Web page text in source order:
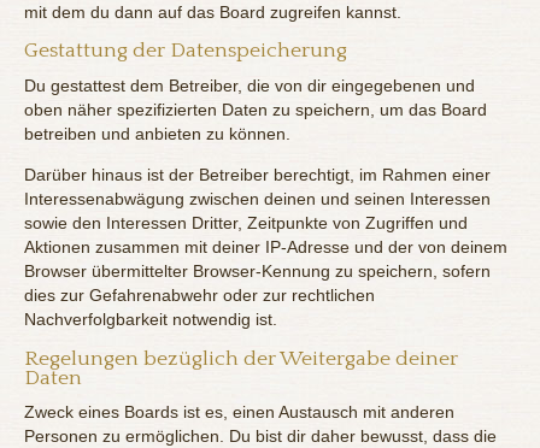
mit dem du dann auf das Board zugreifen kannst.
Gestattung der Datenspeicherung
Du gestattest dem Betreiber, die von dir eingegebenen und
oben näher spezifizierten Daten zu speichern, um das Board
betreiben und anbieten zu können.
Darüber hinaus ist der Betreiber berechtigt, im Rahmen einer
Interessenabwägung zwischen deinen und seinen Interessen
sowie den Interessen Dritter, Zeitpunkte von Zugriffen und
Aktionen zusammen mit deiner IP-Adresse und der von deinem
Browser übermittelter Browser-Kennung zu speichern, sofern
dies zur Gefahrenabwehr oder zur rechtlichen
Nachverfolgbarkeit notwendig ist.
Regelungen bezüglich der Weitergabe deiner
Daten
Zweck eines Boards ist es, einen Austausch mit anderen
Personen zu ermöglichen. Du bist dir daher bewusst, dass die